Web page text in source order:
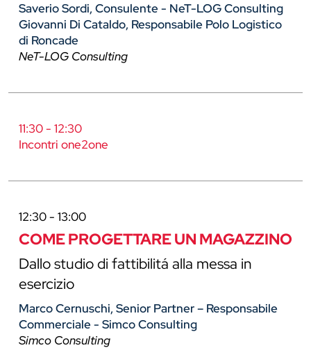
Saverio Sordi, Consulente - NeT-LOG Consulting
Giovanni Di Cataldo, Responsabile Polo Logistico
di Roncade
NeT-LOG Consulting
11:30 - 12:30
Incontri one2one
12:30 - 13:00
COME PROGETTARE UN MAGAZZINO
Dallo studio di fattibilitá alla messa in
esercizio
Marco Cernuschi, Senior Partner – Responsabile
Commerciale - Simco Consulting
Simco Consulting